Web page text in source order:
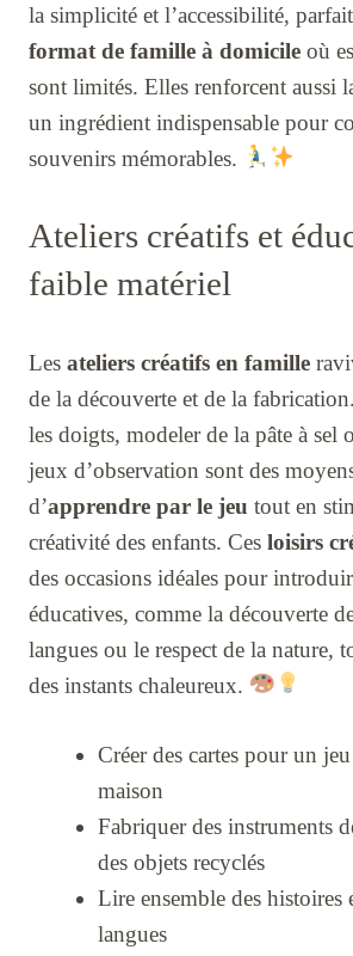
la simplicité et l’accessibilité,
format de famille à domicile où
sont limités. Elles renforcent aussi
un ingrédient indispensable pour
souvenirs mémorables.
Ateliers créatifs et
faible matériel
Les ateliers créatifs en famille
de la découverte et de la
les doigts, modeler de la pâte à sel
jeux d’observation sont des
d’apprendre par le jeu tout en
créativité des enfants. Ces loisirs
des occasions idéales pour
éducatives, comme la découverte
langues ou le respect de la nature,
des instants chaleureux.
Créer des cartes pour un
maison
Fabriquer des instruments
des objets recyclés
Lire ensemble des histoires
langues